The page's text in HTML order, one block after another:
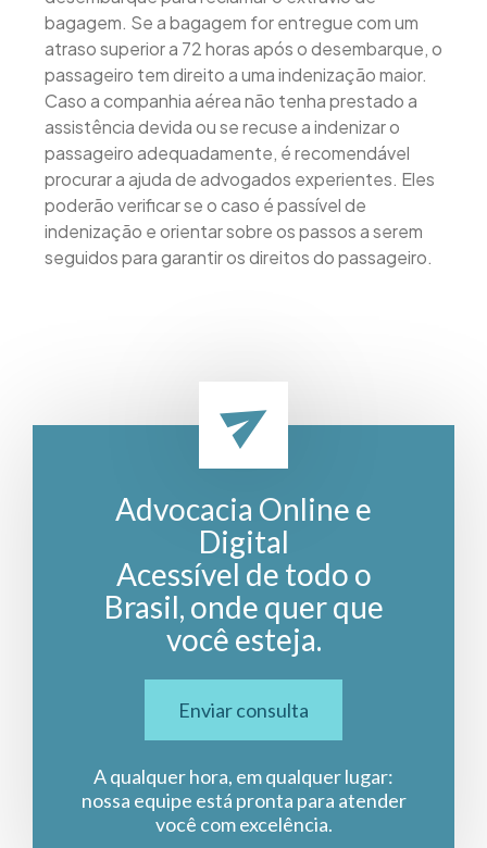
bagagem. Se a bagagem for entregue com um
atraso superior a 72 horas após o desembarque, o
passageiro tem direito a uma indenização maior.
Caso a companhia aérea não tenha prestado a
assistência devida ou se recuse a indenizar o
passageiro adequadamente, é recomendável
procurar a ajuda de advogados experientes. Eles
poderão verificar se o caso é passível de
indenização e orientar sobre os passos a serem
seguidos para garantir os direitos do passageiro.
Advocacia Online e
Digital
Acessível de todo o
Brasil, onde quer que
você esteja.
Enviar consulta
A qualquer hora, em qualquer lugar:
nossa equipe está pronta para atender
você com excelência.